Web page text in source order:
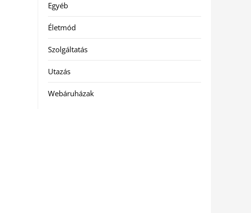
Egyéb
Életmód
Szolgáltatás
Utazás
Webáruházak